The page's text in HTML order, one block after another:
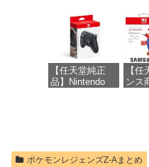
【オンラインゲ
ームコード】
ロブロックス |
オンラインコー
ド版
価格：¥1,300
【任天堂純正
品】Nintendo
【
ンス
2(サ
クロ
ポケモンレジェンズZ-Aまとめ